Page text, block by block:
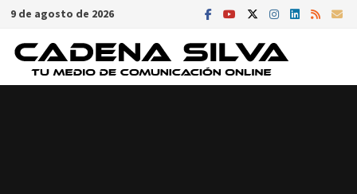
Saltar
contenido
9 de agosto de 2026